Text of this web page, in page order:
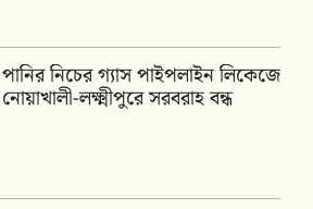
পানির নিচের গ্যাস পাইপলাইন লিকেজে
নোয়াখালী-লক্ষ্মীপুরে সরবরাহ বন্ধ